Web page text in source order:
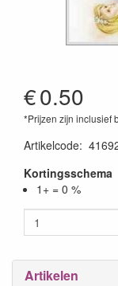
€0.50
*Prijzen zijn inclusief
Artikelcode:
Kortingsschema
1+ = 0 %
Artikelen